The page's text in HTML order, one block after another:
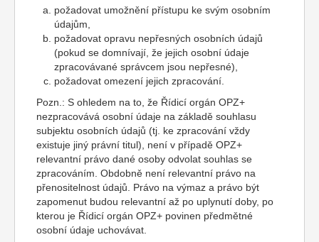
požadovat umožnění přístupu ke svým osobním
údajům,
požadovat opravu nepřesných osobních údajů
(pokud se domnívají, že jejich osobní údaje
zpracovávané správcem jsou nepřesné),
požadovat omezení jejich zpracování.
Pozn.: S ohledem na to, že Řídicí orgán OPZ+
nezpracovává osobní údaje na základě souhlasu
subjektu osobních údajů (tj. ke zpracování vždy
existuje jiný právní titul), není v případě OPZ+
relevantní právo dané osoby odvolat souhlas se
zpracováním. Obdobně není relevantní právo na
přenositelnost údajů. Právo na výmaz a právo být
zapomenut budou relevantní až po uplynutí doby, po
kterou je Řídicí orgán OPZ+ povinen předmětné
osobní údaje uchovávat.